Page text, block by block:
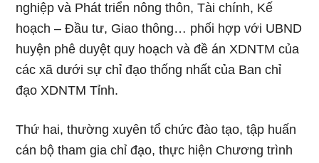
nghiệp và Phát triển nông thôn, Tài chính, Kế
hoạch – Đầu tư, Giao thông… phối hợp với UBND
huyện phê duyệt quy hoạch và đề án XDNTM của
các xã dưới sự chỉ đạo thống nhất của Ban chỉ
đạo XDNTM Tỉnh.
Thứ hai, thường xuyên tổ chức đào tạo, tập huấn
cán bộ tham gia chỉ đạo, thực hiện Chương trình